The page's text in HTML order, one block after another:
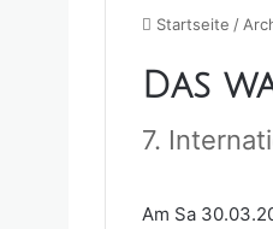
Startseite /
Das
7.
Am Sa